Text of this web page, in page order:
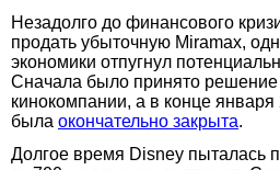
Незадолго до финансового
продать убыточную Miramax,
экономики отпугнул
Сначала было принято решение
кинокомпании, а в конце января
была окончательно закрыта.
Долгое время Disney пыталась